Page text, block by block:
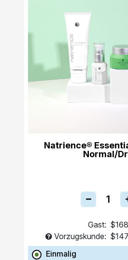
Natrience®
Normal/
Gast:
Vorzugskunde:
Einmalig